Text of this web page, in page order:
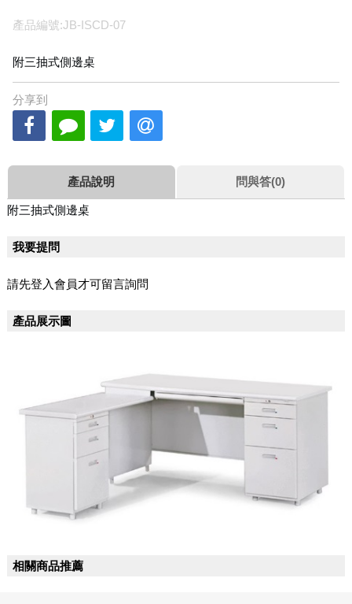
產品編號:JB-ISCD-07
附三抽式側邊桌
分享到
產品說明 問與答(0)
附三抽式側邊桌
我要提問
請先登入會員才可留言詢問
產品展示圖
相關商品推薦